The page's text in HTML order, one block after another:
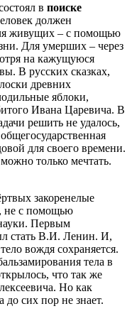
в поиске
должен
живущих – с помощью
Для умерших – через
на кажущуюся
В русских сказках,
древних
яблоки,
Ивана Царевича. В
решить не удалось,
для своего времени.
только мечтать.
закоренелые
не с помощью
Первым
стать В.И. Ленин. И,
вождя сохраняется.
тела в
что так же
Но как
до сих пор не знает.